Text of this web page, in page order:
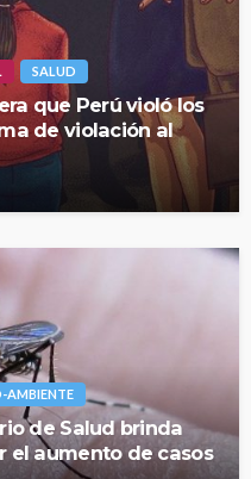
SALUD
que Perú violó los
de violación al
AMBIENTE
de Salud brinda
el aumento de casos